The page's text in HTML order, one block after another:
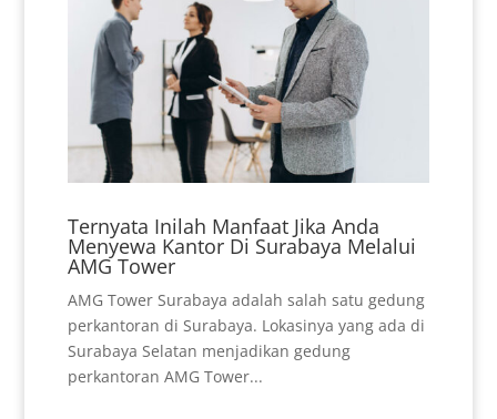
Ternyata Inilah Manfaat Jika Anda
Menyewa Kantor Di Surabaya Melalui
AMG Tower
AMG Tower Surabaya adalah salah satu gedung
perkantoran di Surabaya. Lokasinya yang ada di
Surabaya Selatan menjadikan gedung
perkantoran AMG Tower...